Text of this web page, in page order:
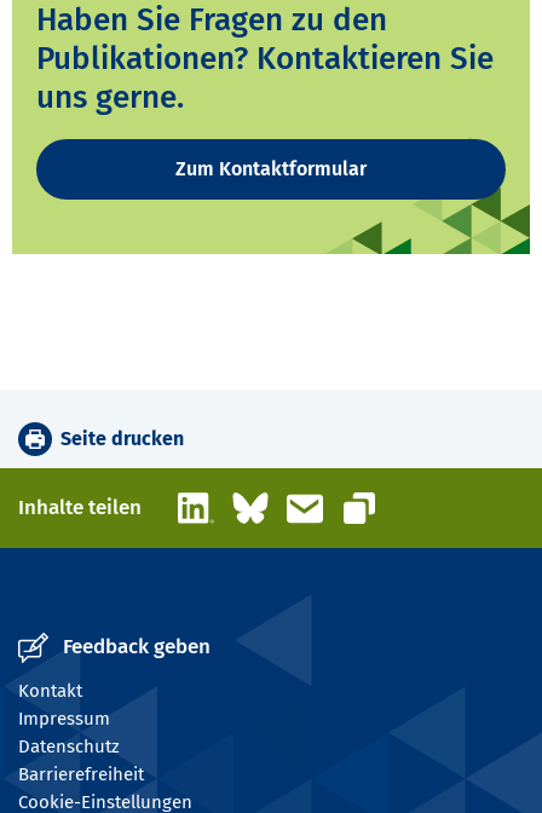
Haben Sie Fragen zu den
Publikationen? Kontaktieren Sie
uns gerne.
Zum Kontaktformular
Seite drucken
Inhalte teilen LinkedInBlueskyE-Mail
Link kopieren
Feedback geben
Kontakt
Impressum
Datenschutz
Barrierefreiheit
Cookie-Einstellungen